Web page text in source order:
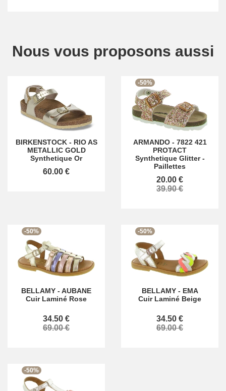
Nous vous proposons aussi
BIRKENSTOCK- RIO AS
METALLIC GOLD
Synthetique Or
60.00 €
-50%
ARMANDO- 7822 421
PROTACT
Synthetique Glitter -
Paillettes
20.00 €
39.90 €
-50%
BELLAMY - AUBANE
Cuir Laminé Rose
34.50 €
69.00 €
-50%
BELLAMY- EMA
Cuir Laminé Beige
34.50 €
69.00 €
-50%